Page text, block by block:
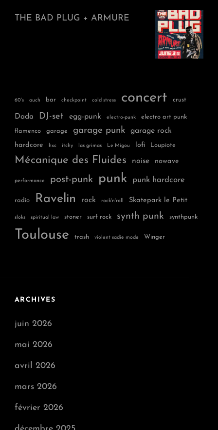
THE BAD PLUG + ARMURE
60's auch bar checkpoint cold stress concert crust
Dada DJ-set egg-punk electro-punk electro art punk
flamenco garage garage punk garage rock
hardcore hxc itchy las grimas Le Migou lofi Loupiote
Mécanique des Fluides noise nowave
performance post-punk punk punk hardcore
radio Ravelin rock rock'n'roll Skatepark le Petit
sloks spiritual law stoner surf rock synth punk synthpunk
Toulouse trash violent sadie mode Winger
ARCHIVES
juin 2026
mai 2026
avril 2026
mars 2026
février 2026